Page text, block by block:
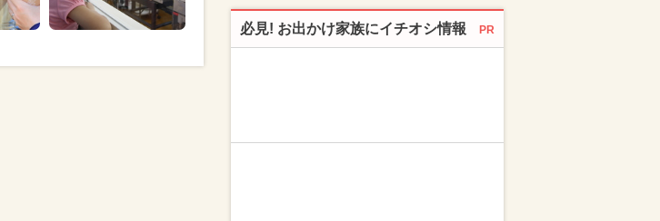
必見! お出かけ家族にイチオシ情報 PR